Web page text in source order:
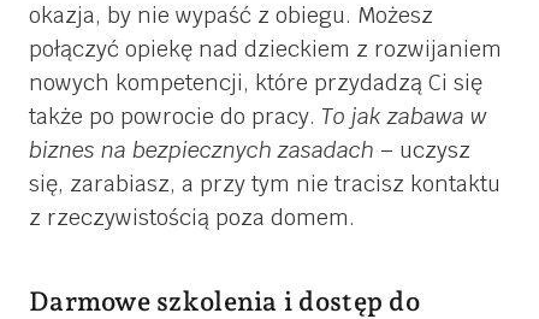
okazja, by nie wypaść z obiegu. Możesz
połączyć opiekę nad dzieckiem z rozwijaniem
nowych kompetencji, które przydadzą Ci się
także po powrocie do pracy. To jak zabawa w
biznes na bezpiecznych zasadach – uczysz
się, zarabiasz, a przy tym nie tracisz kontaktu
z rzeczywistością poza domem.
Darmowe szkolenia i dostęp do